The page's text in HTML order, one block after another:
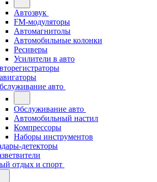
Автозвук
FM-модуляторы
Автомагнитолы
Автомобильные колонки
Ресиверы
Усилители в авто
авто
Обслуживание авто
Автомобильный настил
Компрессоры
Наборы инструментов
детекторы
отдых и спорт